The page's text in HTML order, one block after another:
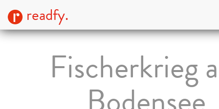
readfy.
Fischerkrieg